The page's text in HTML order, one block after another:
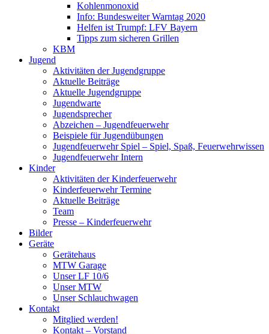
Kohlenmonoxid
Info: Bundesweiter Warntag 2020
Helfen ist Trumpf: LFV Bayern
Tipps zum sicheren Grillen
KBM
Jugend
Aktivitäten der Jugendgruppe
Aktuelle Beiträge
Aktuelle Jugendgruppe
Jugendwarte
Jugendsprecher
Abzeichen – Jugendfeuerwehr
Beispiele für Jugendübungen
Jugendfeuerwehr Spiel – Spiel, Spaß, Feuerwehrwissen
Jugendfeuerwehr Intern
Kinder
Aktivitäten der Kinderfeuerwehr
Kinderfeuerwehr Termine
Aktuelle Beiträge
Team
Presse – Kinderfeuerwehr
Bilder
Geräte
Gerätehaus
MTW Garage
Unser LF 10/6
Unser MTW
Unser Schlauchwagen
Kontakt
Mitglied werden!
Kontakt – Vorstand